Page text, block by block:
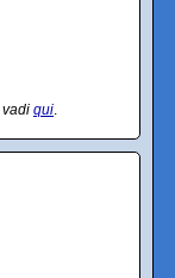
vadi qui.